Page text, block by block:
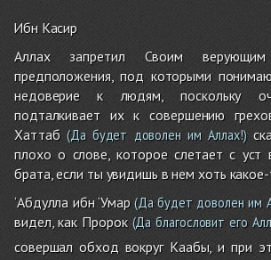
Ибн Касир
Аллах запретил Своим
предположения, под которыми
недоверие к людям, поскольку
подталкивает их к совершению
Хаттаб(Да будет доволен им Аллах!)
плохо о слове, которое слетает с уст
брата, если ты увидишь в нем хоть
‘Абдулла ибн ‘Умар(Да будет доволен им
видел, как Пророк(Да благословит его
совершал обход вокруг Каабы, и при